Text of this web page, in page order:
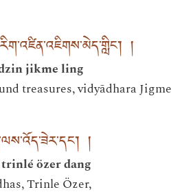
།
jikme ling
treasures, vidyādhara Jigme
།
özer dang
Trinle Özer,